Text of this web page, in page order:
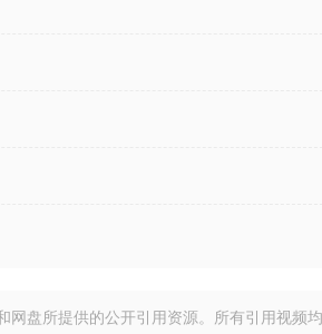
网盘所提供的公开引用资源。所有引用视频